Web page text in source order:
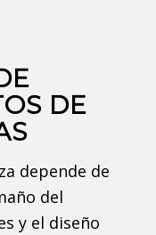
DE
depende de
del
y el diseño